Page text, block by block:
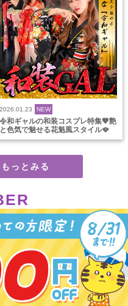
2026.01.23 NEW
令和ギャルの和装コスプレ特集💖艶
と色気で魅せる花魁風スタイル🪭
っとみる